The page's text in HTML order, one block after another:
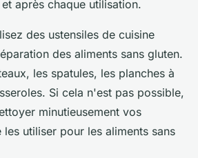
après chaque utilisation.
des ustensiles de cuisine
des aliments sans gluten.
les spatules, les planches à
Si cela n'est pas possible,
minutieusement vos
les utiliser pour les aliments sans